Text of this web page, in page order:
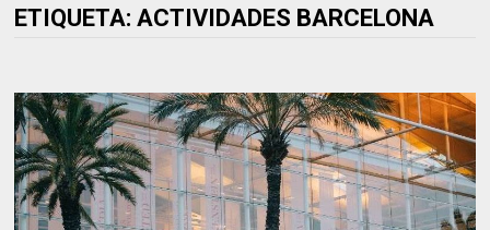
ETIQUETA: ACTIVIDADES BARCELONA